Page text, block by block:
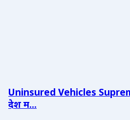
Uninsured Vehicles
देश म...